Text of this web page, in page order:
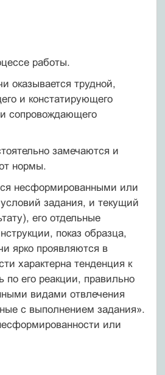
работы.
оказывается трудной,
и констатирующего
сопровождающего
замечаются и
нормы.
несформированными или
задания, и текущий
его отдельные
показ образца,
ярко проявляются в
характерна тенденция к
по его реакции, правильно
видами отвлечения
с выполнением задания».
или